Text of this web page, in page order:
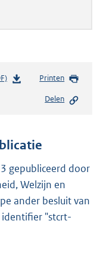
b
n
s
g
r
o
o
Printen
Delen
gepubliceerd door
Welzijn en
ander besluit van
"stcrt-